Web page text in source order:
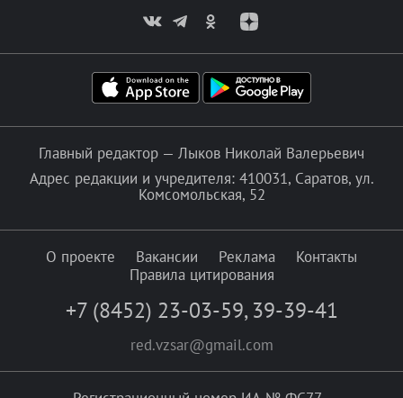
Главный редактор — Лыков Николай Валерьевич
Адрес редакции и учредителя: 410031, Саратов, ул.
Комсомольская, 52
О проекте Вакансии Реклама
Контакты
Правила цитирования
+7 (8452) 23-03-59, 39-39-41
red.vzsar@gmail.com